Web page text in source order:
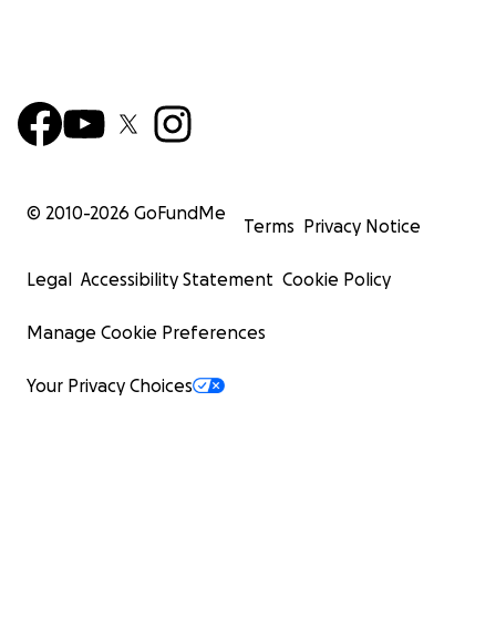
© 2010-2026 GoFundMe
Terms Privacy Notice
Legal Accessibility Statement Cookie Policy
Manage Cookie Preferences
Your Privacy Choices